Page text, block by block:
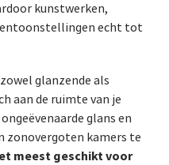
kunstwerken,
echt tot
glanzende als
aan de ruimte van je
glans en
zonovergoten kamers te
meest geschikt voor